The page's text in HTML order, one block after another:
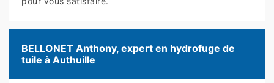
BELLONET Anthony, expert en hydrofuge de
tuile à Authuille